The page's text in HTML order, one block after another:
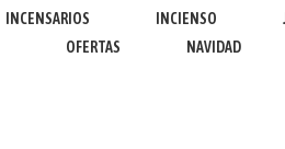
INCENSARIOS INCIENSO
OFERTAS NAVIDAD